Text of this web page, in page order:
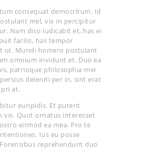
consequat democritum. Id
mel, vix in percipitur
Nam dico iudicabit et, has ei
facilis, has tempor
ut. Mundi homero postulant
omnium invidunt et. Duo ea
patrioque philosophia mei
deleniti per in, sint erat
at.
euripidis. Et putent
vis. Quot ornatus interesset
eirmod ea mea. Pro te
Ius eu posse
reprehendunt duo